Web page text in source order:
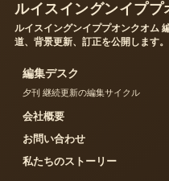
ルイスイングンイププ
ルイスイングンイププオンクオム
道、背景更新、訂正を公開します。
編集デスク
夕刊 継続更新の編集サイクル
会社概要
お問い合わせ
私たちのストーリー